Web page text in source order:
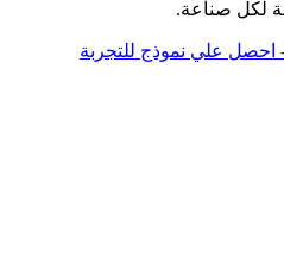
لكل صناعة.
احصل علي نموذج للتجربة